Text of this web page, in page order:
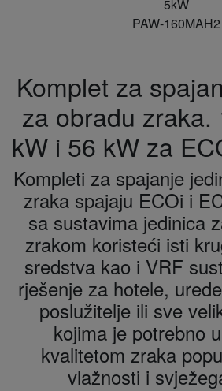
5kW
PAW-160MAH2
Komplet za
za obradu zraka.
kW i 56 kW za
Kompleti za spajanje
zraka spajaju ECOi i
sa sustavima jedinica
zrakom koristeći isti
sredstva kao i VRF
rješenje za hotele,
poslužitelje ili sve
kojima je potrebno
kvalitetom zraka
vlažnosti i